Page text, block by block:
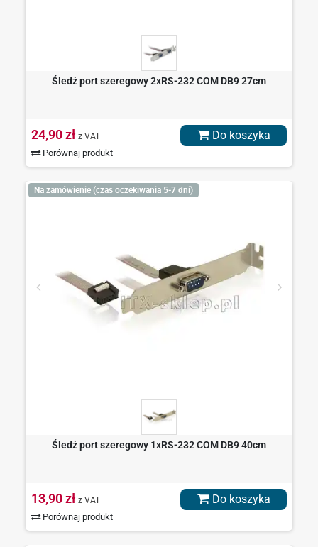
Śledź port szeregowy 2xRS-232 COM DB9 27cm
24,90 zł z VAT
Porównaj produkt
Do koszyka
Na zamówienie (czas oczekiwania 5-7 dni)
Śledź port szeregowy 1xRS-232 COM DB9 40cm
13,90 zł z VAT
Porównaj produkt
Do koszyka